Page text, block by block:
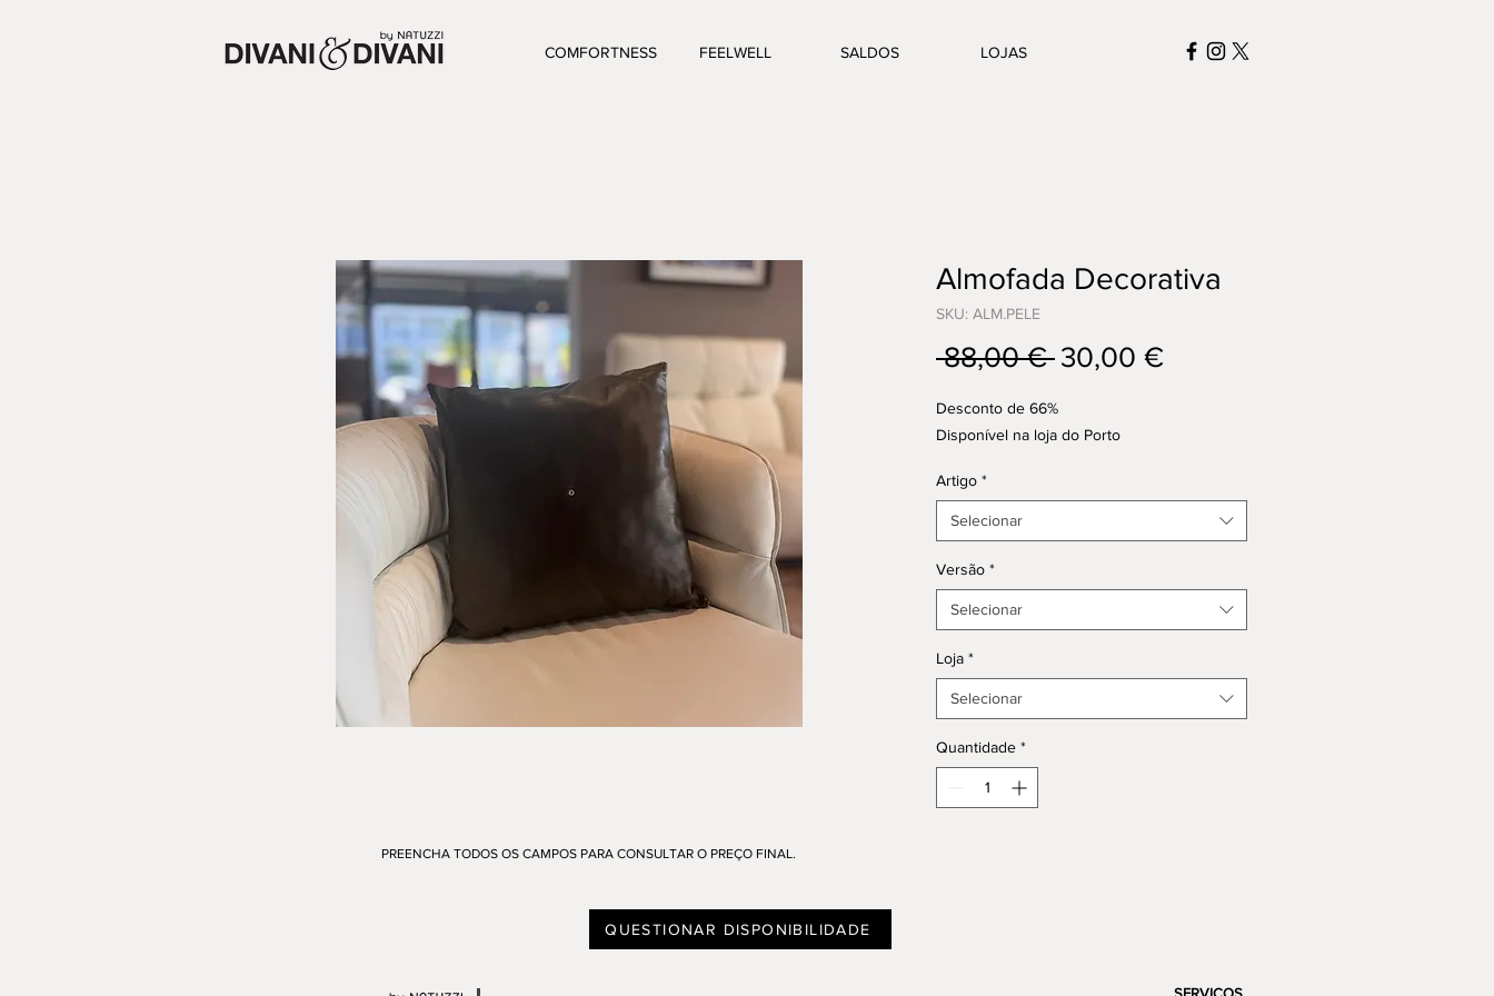
COMFORTNESS FEELWELL SALDOS LOJAS
Almofada Decorativa
SKU: ALM.PELE
88,00 € Preço
30,00 €Preço
Desconto de 66%
Disponível na loja do Porto
Artigo *
Selecionar
Versão *
Selecionar
Loja *
Selecionar
Quantidade *
QUESTIONAR DISPONIBILIDADE
PREENCHA TODOS OS CAMPOS PARA CONSULTAR O PREÇO FINAL.